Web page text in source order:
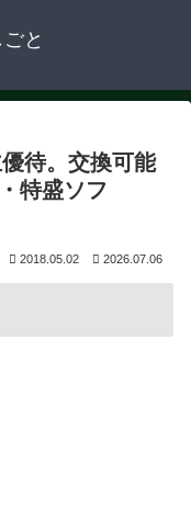
と
待。交換可能
特盛ソフ
2018.05.02 2026.07.06